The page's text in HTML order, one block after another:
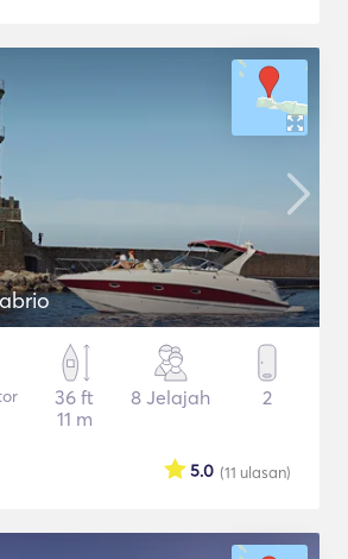
36 ft
11 m
8 Jelajah 2
(11 ulasan)
5.0